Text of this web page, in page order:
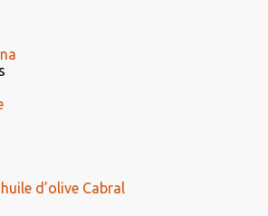
d’olive Cabral